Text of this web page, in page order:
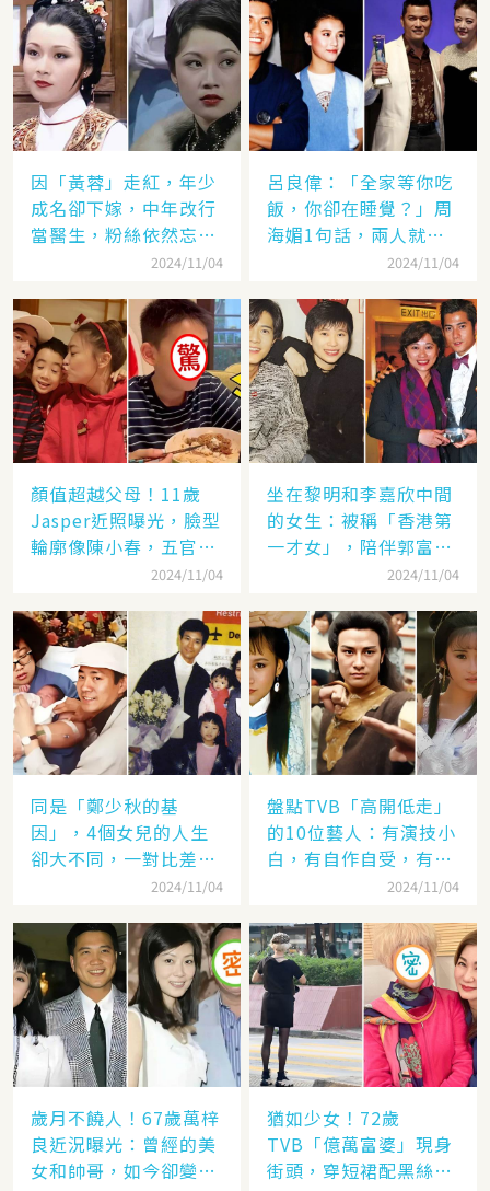
因「黃蓉」走紅，年少
成名卻下嫁，中年改行
當醫生，粉絲依然忘不
2024/11/04
呂良偉：「全家等你吃
飯，你卻在睡覺？」周
海媚1句話，兩人就此
2024/11/04
顏值超越父母！11歲
Jasper近照曝光，臉型
輪廓像陳小春，五官卻
更像應采兒網驚：完美
2024/11/04
坐在黎明和李嘉欣中間
的女生：被稱「香港第
一才女」，陪伴郭富城
「29年」卻看他娶了別
2024/11/04
同是「鄭少秋的基
因」，4個女兒的人生
卻大不同，一對比差距
2024/11/04
盤點TVB「高開低走」
的10位藝人：有演技小
白，有自作自受，有遭
封殺，一手好牌打稀爛
2024/11/04
歲月不饒人！67歲萬梓
良近況曝光：曾經的美
女和帥哥，如今卻變成
猶如少女！72歲
TVB「億萬富婆」現身
街頭，穿短裙配黑絲太